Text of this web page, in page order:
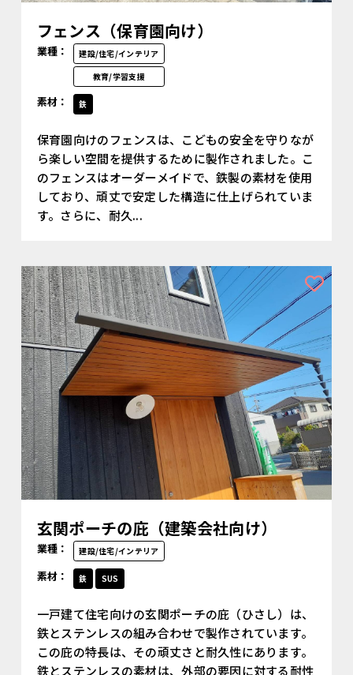
フェンス（保育園向け）
業種： 建設/住宅/インテリア
教育/学習支援
素材： 鉄
保育園向けのフェンスは、こどもの安全を守りなが
ら楽しい空間を提供するために製作されました。こ
のフェンスはオーダーメイドで、鉄製の素材を使用
しており、頑丈で安定した構造に仕上げられていま
す。さらに、耐久...
玄関ポーチの庇（建築会社向け）
業種： 建設/住宅/インテリア
素材： 鉄 SUS
一戸建て住宅向けの玄関ポーチの庇（ひさし）は、
鉄とステンレスの組み合わせで製作されています。
この庇の特長は、その頑丈さと耐久性にあります。
鉄とステンレスの素材は、外部の要因に対する耐性